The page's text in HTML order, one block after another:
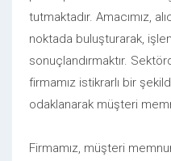
tutmaktadır. Amacımız,
noktada buluşturarak,
sonuçlandırmaktır.
firmamız istikrarlı bir
odaklanarak müşteri
Firmamız, müşteri